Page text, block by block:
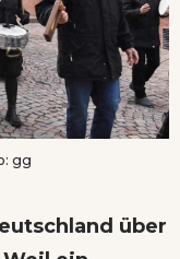
gg
über